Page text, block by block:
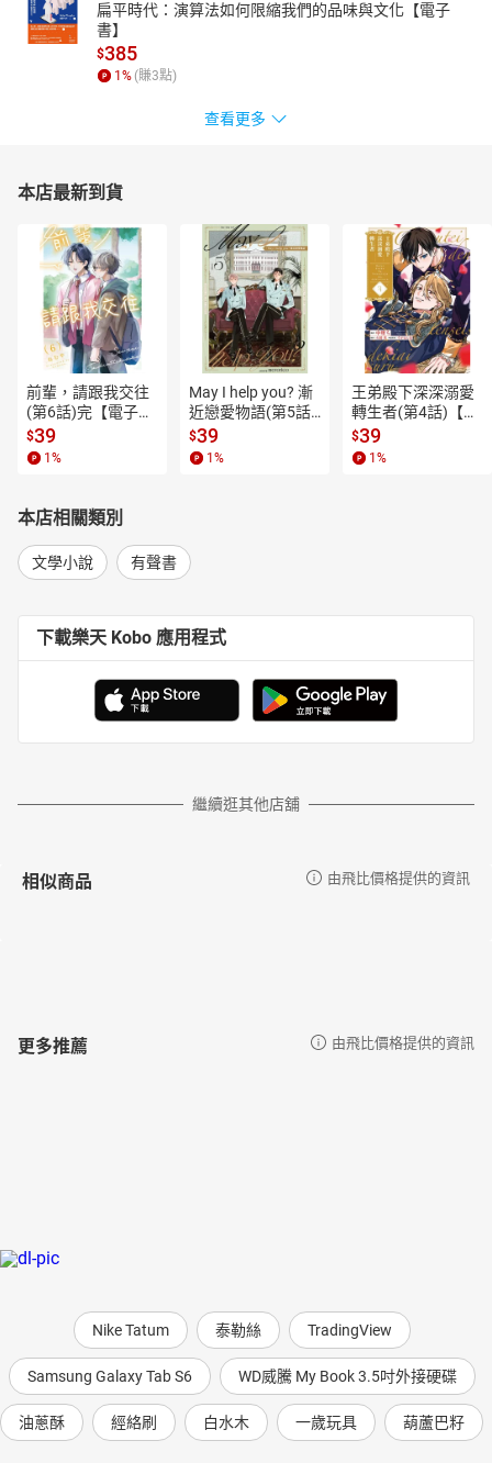
扁平時代：演算法如何限縮我們的品味與文化【電子
書】
$385
1 % (賺3點)
查看更多
本店最新到貨
前輩，請跟我交往
(第6話)完【電子
書】
$39
1 %
May I help you? 漸
近戀愛物語(第5話)
【電子書】
$39
1 %
王弟殿下深深溺愛
轉生者(第4話)【電
子書】
$39
1 %
本店相關類別
文學小說 有聲書
下載樂天 Kobo 應用程式
繼續逛其他店舖
相似商品 由飛比價格提供的資訊
更多推薦 由飛比價格提供的資訊
Nike Tatum 泰勒絲 TradingView
Samsung Galaxy Tab S6 WD威騰 My Book 3.5吋外接硬碟
油蔥酥 經絡刷 白水木 一歲玩具 葫蘆巴籽